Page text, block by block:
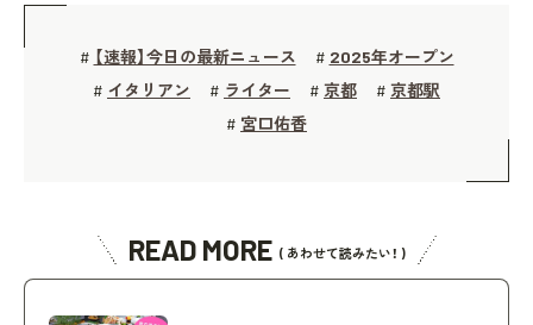
# 【速報】今日の最新ニュース # 2025年オープン
# イタリアン # ライター # 京都 # 京都駅
# 宮口佑香
READ MORE ( あわせて読みたい！ )